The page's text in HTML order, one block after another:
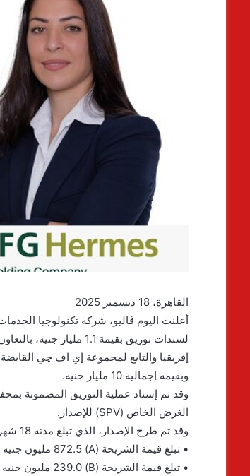
القاهرة، 18 ديسمبر 2025
أعلنت اليوم ڤاليو، شركة تكنولوجيا
لسندات توريق بقيمة
إفريقيا والتابع لمجموعة إي اف چي
وبقيمة إجمالية 10 مليار جنيه.
وقد تم إسناد عملية التوريق المضمونة
الغرض الخاص (SPV) للإصدار.
وقد تم طرح الإصدار، الذي تبلغ مدته 18 شهر على شريحتين وبمعدل فائدة ثابتة.
• تبلغ قيمة الشريحة (A) 872.5 مليون جنيه ومدتها 12 شهرًا، وحصلت على تصنيف ائتماني P1(sf).
• تبلغ قيمة الشريحة (B) 239.0 مليون جنيه ومدتها 18 شهرًا، وحصلت على تصنيف ائتماني A- (sf).